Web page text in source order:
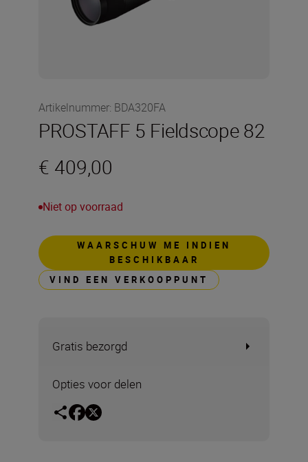
Artikelnummer: BDA320FA
PROSTAFF 5 Fieldscope 82
€ 409,00
Niet op voorraad
WAARSCHUW ME INDIEN
BESCHIKBAAR
VIND EEN VERKOOPPUNT
Gratis bezorgd
Opties voor delen